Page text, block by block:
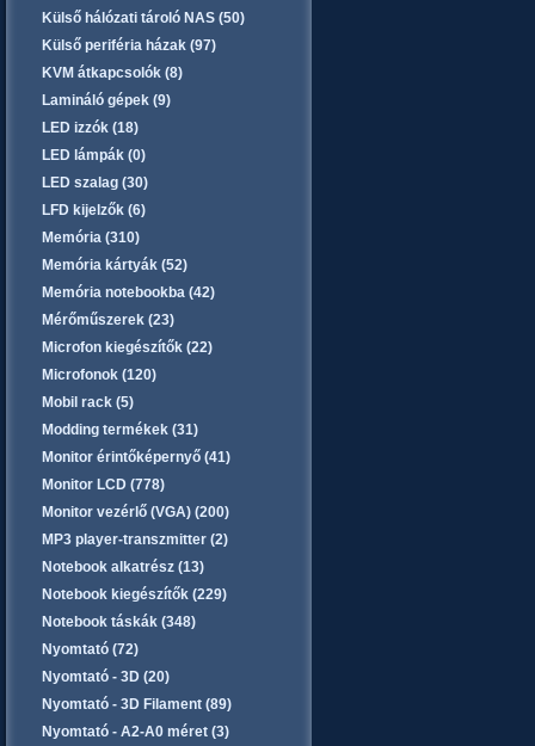
Külső hálózati tároló NAS (50)
Külső periféria házak (97)
KVM átkapcsolók (8)
Lamináló gépek (9)
LED izzók (18)
LED lámpák (0)
LED szalag (30)
LFD kijelzők (6)
Memória (310)
Memória kártyák (52)
Memória notebookba (42)
Mérőműszerek (23)
Microfon kiegészítők (22)
Microfonok (120)
Mobil rack (5)
Modding termékek (31)
Monitor érintőképernyő (41)
Monitor LCD (778)
Monitor vezérlő (VGA) (200)
MP3 player-transzmitter (2)
Notebook alkatrész (13)
Notebook kiegészítők (229)
Notebook táskák (348)
Nyomtató (72)
Nyomtató - 3D (20)
Nyomtató - 3D Filament (89)
Nyomtató - A2-A0 méret (3)